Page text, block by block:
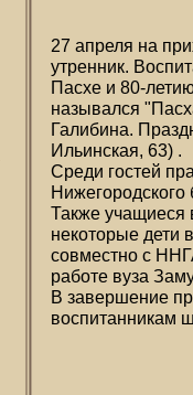
27 апреля на
утренник.
Пасхе и 80-
назывался
Галибина.
Ильинская, 63) .
Среди гостей
Нижегородского
Также учащиеся
некоторые дети
совместно с
работе вуза
В завершение
воспитанникам